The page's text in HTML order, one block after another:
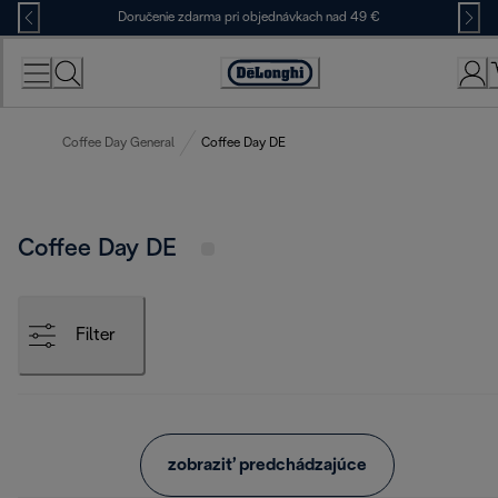
Skip
to
Content
Doručenie zdarma pri objednávkach nad 49 €
Accessibility
Coffee Day General Coffee Day DE
Coffee Day DE
Filter
zobraziť predchádzajúce